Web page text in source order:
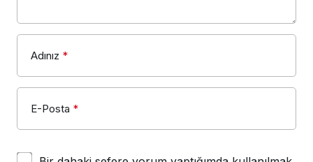
Adınız *
E-Posta *